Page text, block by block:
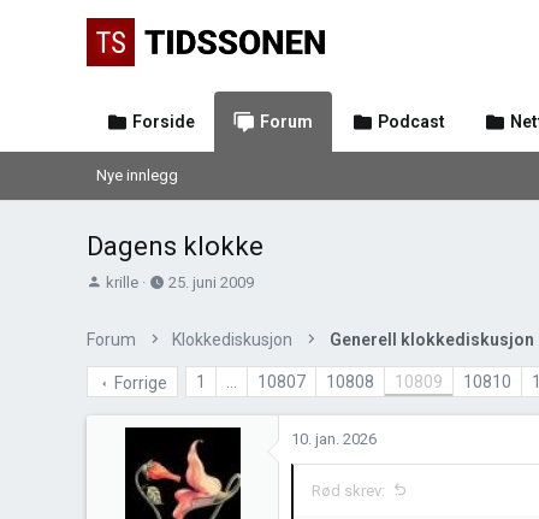
Forside Forum Podcast
Nye innlegg
Dagens klokke
T
s
t
krille
O
p
t
t
t
25. juni 2009
Forum Klokkediskusjon Generell klokkediskusjon
Forrige 1 10807 10808 10809 10810
10. jan. 2026
Rød skrev: